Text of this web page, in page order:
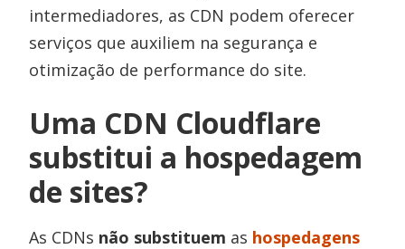
intermediadores, as CDN podem oferecer
serviços que auxiliem na segurança e
otimização de performance do site.
Uma CDN Cloudflare
substitui a hospedagem
de sites?
As CDNs não substituem as hospedagens